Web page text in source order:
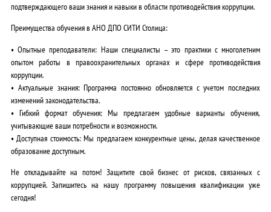
подтверждающего ваши знания и навыки в области противодействия коррупции.
Преимущества обучения в АНО ДПО СИТИ Столица:
•Опытные преподаватели: Наши специалисты – это практики с многолетним
опытом работы в правоохранительных органах и сфере противодействия
коррупции.
• Актуальные знания:Программа постоянно обновляется с учетом последних
изменений законодательства.
• Гибкий формат обучения: Мы предлагаем удобные варианты обучения,
учитывающие ваши потребности и возможности.
• Доступная стоимость:Мы предлагаем конкурентные цены, делая качественное
образование доступным.
Не откладывайте на потом! Защитите свой бизнес от рисков, связанных с
коррупцией. Запишитесь на нашу программу повышения квалификации уже
сегодня!